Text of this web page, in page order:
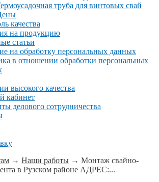
труба для винтовых свай
качества
на продукцию
статьи
на обработку персональных данных
в отношении обработки персональных
высокого качества
кабинет
делового сотрудничества
→ Наши работы → Монтаж свайно-
в Рузском районе АДРЕС:...